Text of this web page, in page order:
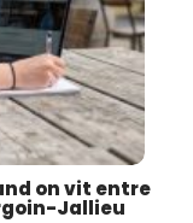
on vit entre
Jallieu